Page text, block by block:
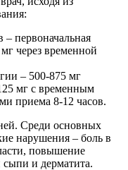
– первоначальная
через временной
– 500-875 мг
мг с временным
приема 8-12 часов.
Среди основных
нарушения – боль в
повышение
сыпи и дерматита.